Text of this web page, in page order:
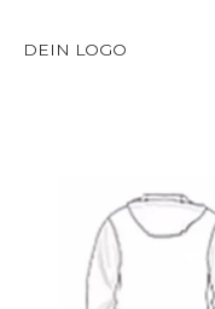
DEIN LOGO